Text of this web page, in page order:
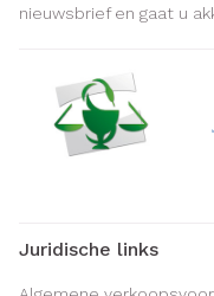
nieuwsbrief en gaat u
Juridische links